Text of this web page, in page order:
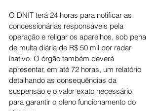
O DNIT terá 24 horas para notificar as
concessionárias responsáveis pela
operação e religar os aparelhos, sob pena
de multa diária de R$ 50 mil por radar
inativo. O órgão também deverá
apresentar, em até 72 horas, um relatório
detalhando as consequências da
suspensão e o valor exato necessário
para garantir o pleno funcionamento do